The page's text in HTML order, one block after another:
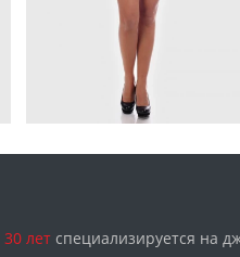
30 лет специализируется на